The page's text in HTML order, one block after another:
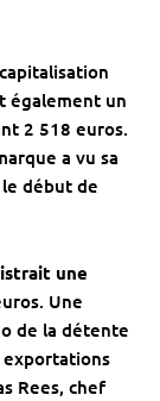
également un
2 518 euros.
a vu sa
début de
une
Une
de la détente
exportations
Rees, chef